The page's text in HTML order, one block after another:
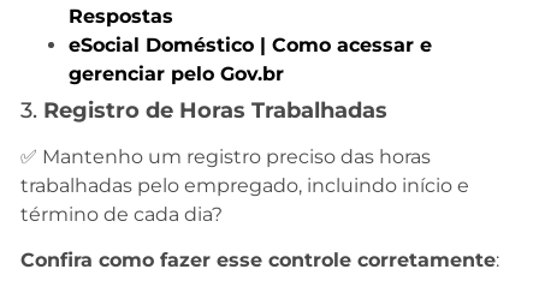
Respostas
eSocial Doméstico | Como acessar e
gerenciar pelo Gov.br
3. Registro de Horas Trabalhadas
✅ Mantenho um registro preciso das horas
trabalhadas pelo empregado, incluindo início e
término de cada dia?
Confira como fazer esse controle corretamente: